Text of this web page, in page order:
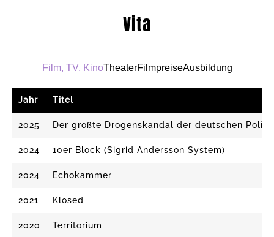
Vita
Film, TV, KinoTheaterFilmpreiseAusbildung
Jahr Titel
2025 Der größte Drogenskandal der deutschen
2024 10er Block (Sigrid Andersson System)
2024 Echokammer
2021 Klosed
2020 Territorium